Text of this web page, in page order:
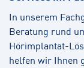
In unserem
Beratung rund
Hörimplantat-
helfen wir Ihnen